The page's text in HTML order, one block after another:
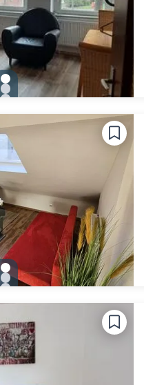
gallery.slide_selector
Zu Slide 1 wechseln
Zu Slide 2 wechseln
gallery.slide_selector
Zu Slide 1 wechseln
Zu Slide 2 wechseln